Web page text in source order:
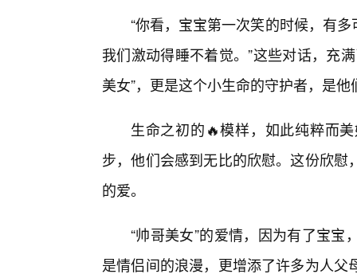
“你看，宝宝第一次笑的时候，有
我们激动得睡不着觉。”这些对话，充
美女”，更是这个小生命的守护者，是
生命之初的🔥模样，如此纯粹而
步，他们会感到无比的欣慰。这份欣
的爱。
“帅哥美女”的爱情，因为有了宝
是情侣间的浪漫，更增添了许多为人